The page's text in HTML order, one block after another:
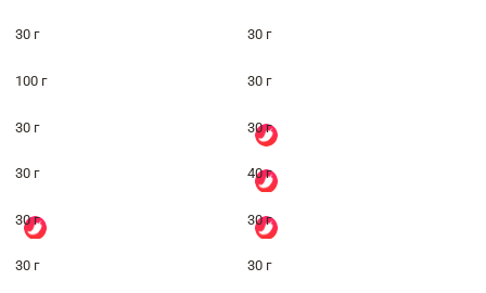
30 г 30 г
100 г 30 г
30 г 30 г
30 г 40 г
30 г 30 г
30 г 30 г